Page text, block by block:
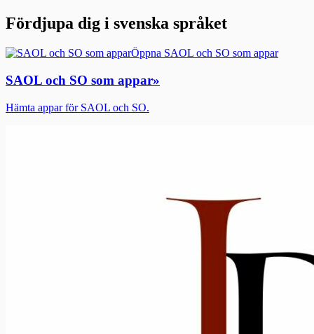
Fördjupa dig i svenska språket
Öppna SAOL och SO som appar
SAOL och SO som appar»
Hämta appar för SAOL och SO.